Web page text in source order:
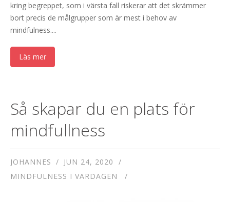
kring begreppet, som i värsta fall riskerar att det skrämmer
bort precis de målgrupper som är mest i behov av
mindfulness....
Läs mer
Så skapar du en plats för
mindfullness
JOHANNES
JUN 24, 2020
MINDFULNESS I VARDAGEN